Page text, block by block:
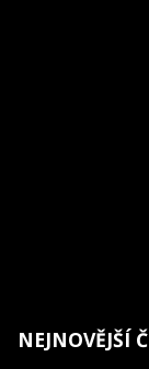
NEJNOVĚJŠÍ